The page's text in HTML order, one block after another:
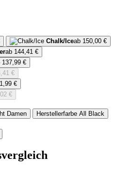
Chalk/Iceab 150,00 €
ab 144,41 €
137,99 €
€
€
€
Damen Herstellerfarbe All Black